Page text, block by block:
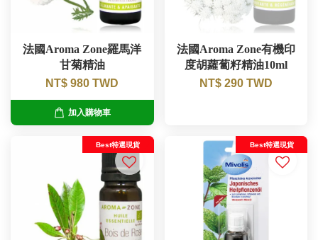
法國Aroma Zone羅馬洋
甘菊精油
NT$ 980 TWD
加入購物車
法國Aroma Zone有機印
度胡蘿蔔籽精油10ml
NT$ 290 TWD
Best特選現貨 Best特選現貨